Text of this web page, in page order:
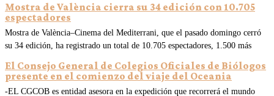
Mostra de València cierra su 34 edición con 10.705
espectadores
Mostra de València–Cinema del Mediterrani, que el pasado domingo cerró
su 34 edición, ha registrado un total de 10.705 espectadores, 1.500 más
El Consejo General de Colegios Oficiales de Biólogos
presente en el comienzo del viaje del Oceania
-EL CGCOB es entidad asesora en la expedición que recorrerá el mundo